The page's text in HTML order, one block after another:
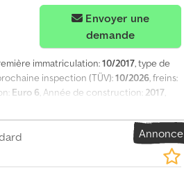
demande
immatriculation:10/2017, type de
inspection (TÜV):10/2026, freins:
Euro 6, Année de construction: 2017,
de stabilité (ESP), système
: * Empattement : 3 800 mm * Suspension à
: 60/50 % Dodpfszritzjx Afdsck *
AD-Blue * 1 réservoir Hydro Hyva *
ch // 12 902 cm³ // Euro 6c *
Annonce